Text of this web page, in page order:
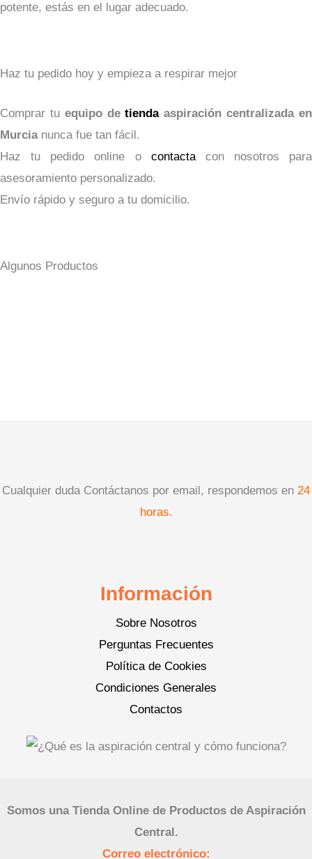
potente, estás en el lugar adecuado.
Haz tu pedido hoy y empieza a respirar mejor
Comprar tu equipo detiendaaspiración centralizada en
Murcianunca fue tan fácil.
Haz tu pedido online o contactacon nosotros para
asesoramiento personalizado.
Envío rápido y seguro a tu domicilio.
Algunos Productos
Cualquier duda Contáctanos por email, respondemos en 24
horas.
Información
Sobre Nosotros
Perguntas Frecuentes
Política de Cookies
Condiciones Generales
Contactos
Somos una Tienda Online de Productos de Aspiración
Central.
Correo electrónico: